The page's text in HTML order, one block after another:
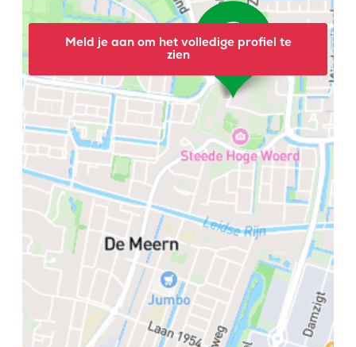
Meld je aan om het volledige profiel te
zien